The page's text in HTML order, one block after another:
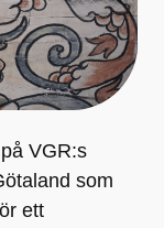
VGR:s
som
ett